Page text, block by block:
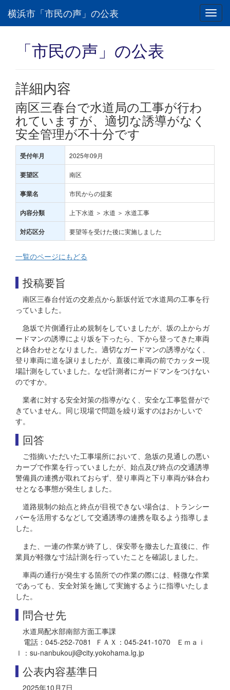
横浜市「市民の声」の公表
「市民の声」の公表
詳細内容
南区三春台で水道局の工事が行わ
れていますが、適切な誘導がなく
安全管理が不十分です
受付年月 2025年09月
要望区 南区
事業名 市民からの提案
内容分類 上下水道 ＞ 水道 ＞ 水道工事
対応区分 要望等を受けた後に実施しました
一覧のページにもどる
投稿要旨
南区三春台付近の交差点から新坂付近で水道局の工事を行
っていました。
急坂で片側通行止め規制をしていましたが、坂の上からガ
ードマンの誘導により坂を下ったら、下から登ってきた車両
と鉢合わせとなりました。適切なガードマンの誘導がなく、
登り車両に道を譲りましたが、直後に車両の前でカッター現
場計測をしていました。なぜ計測者にガードマンをつけない
のですか。
業者に対する安全対策の指導がなく、安全な工事監督がで
きていません。同じ現場で問題を繰り返すのはおかしいで
す。
回答
ご指摘いただいた工事場所において、急坂の見通しの悪い
カーブで作業を行っていましたが、始点及び終点の交通誘導
警備員の連携が取れておらず、登り車両と下り車両が鉢合わ
せとなる事態が発生しました。
道路規制の始点と終点が目視できない場合は、トランシー
バーを活用するなどして交通誘導の連携を取るよう指導しま
した。
また、一連の作業が終了し、保安帯を撤去した直後に、作
業員が軽微な寸法計測を行っていたことを確認しました。
車両の通行が発生する箇所での作業の際には、軽微な作業
であっても、安全対策を施して実施するように指導いたしま
した。
問合せ先
水道局配水部南部方面工事課
電話：045-252-7081 ＦＡＸ：045-241-1070 Ｅｍａｉ
ｌ：su-nanbukouji@city.yokohama.lg.jp
公表内容基準日
2025年10月7日